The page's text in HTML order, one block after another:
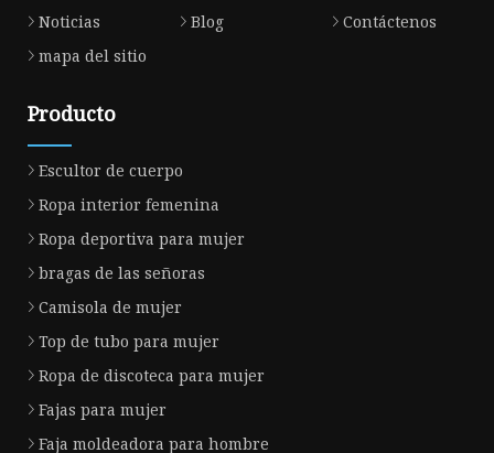
Noticias
Blog
Contáctenos
mapa del sitio
Producto
Escultor de cuerpo
Ropa interior femenina
Ropa deportiva para mujer
bragas de las señoras
Camisola de mujer
Top de tubo para mujer
Ropa de discoteca para mujer
Fajas para mujer
Faja moldeadora para hombre